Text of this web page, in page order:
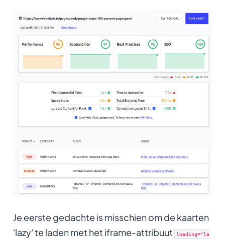
Je eerste gedachte is misschien om de kaarten
'lazy' te laden met het iframe-attribuut
loading="la